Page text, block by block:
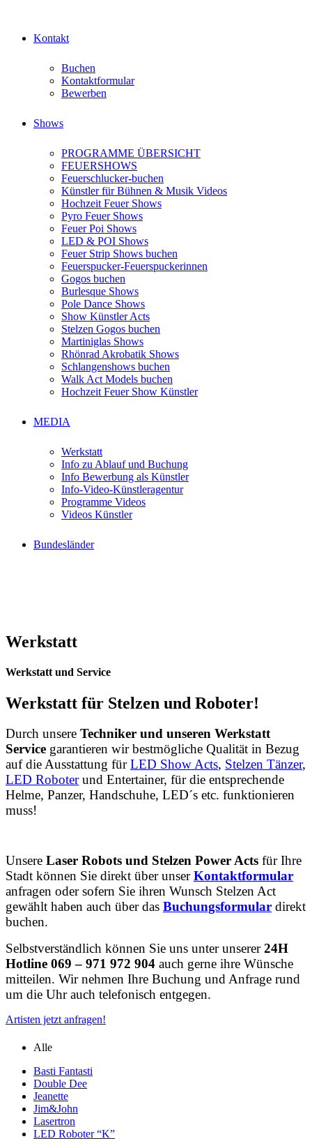
Kontakt
Buchen
Kontaktformular
Bewerben
Shows
PROGRAMME ÜBERSICHT
FEUERSHOWS
Feuerschlucker-buchen
Künstler für Bühnen & Musik Videos
Hochzeit Feuer Shows
Pyro Feuer Shows
Feuer Poi Shows
LED & POI Shows
Feuer Strip Shows buchen
Feuerspucker-Feuerspuckerinnen
Gogos buchen
Burlesque Shows
Pole Dance Shows
Show Künstler Acts
Stelzen Gogos buchen
Martiniglas Shows
Rhönrad Akrobatik Shows
Schlangenshows buchen
Walk Act Models buchen
Hochzeit Feuer Show Künstler
MEDIA
Werkstatt
Info zu Ablauf und Buchung
Info Bewerbung als Künstler
Info-Video-Künstleragentur
Programme Videos
Videos Künstler
Bundesländer
Werkstatt
Werkstatt und Service
Werkstatt für Stelzen und Roboter!
Durch unsere Techniker und unseren Werkstatt
Service garantieren wir bestmögliche Qualität in Bezug
auf die Ausstattung fürLED Show Acts, Stelzen Tänzer,
LED Roboterund Entertainer, für die entsprechende
Helme, Panzer, Handschuhe, LED´s etc. funktionieren
muss!
Unsere Laser Robots und Stelzen Power Acts für Ihre
Stadt können Sie direkt über unserKontaktformular
anfragen oder sofern Sie ihren Wunsch Stelzen Act
gewählt haben auch über das Buchungsformular direkt
buchen.
Selbstverständlich können Sie uns unter unserer24H
Hotline 069 – 971 972 904 auch gerne ihre Wünsche
mitteilen. Wir nehmen Ihre Buchung und Anfrage rund
um die Uhr auch telefonisch entgegen.
Artisten jetzt anfragen!
Alle
Basti Fantasti
Double Dee
Jeanette
Jim&John
Lasertron
LED Roboter “K”